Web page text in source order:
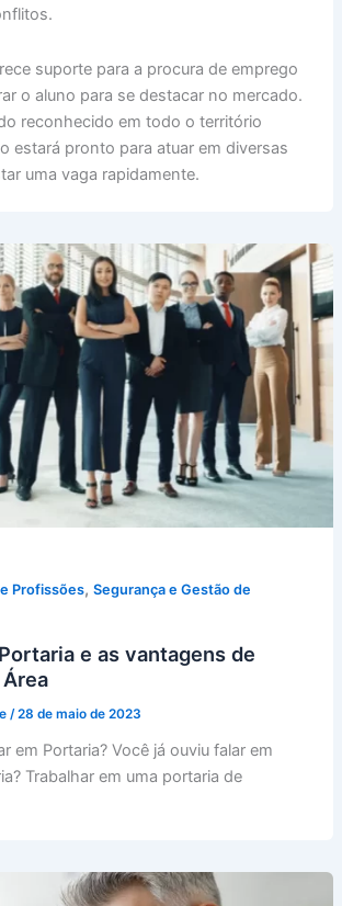
suporte para a procura de emprego
o aluno para se destacar no mercado.
reconhecido em todo o território
estará pronto para atuar em diversas
uma vaga rapidamente.
Profissões, Segurança e Gestão de
e as vantagens de
/28 de maio de 2023
em Portaria? Você já ouviu falar em
Trabalhar em uma portaria de